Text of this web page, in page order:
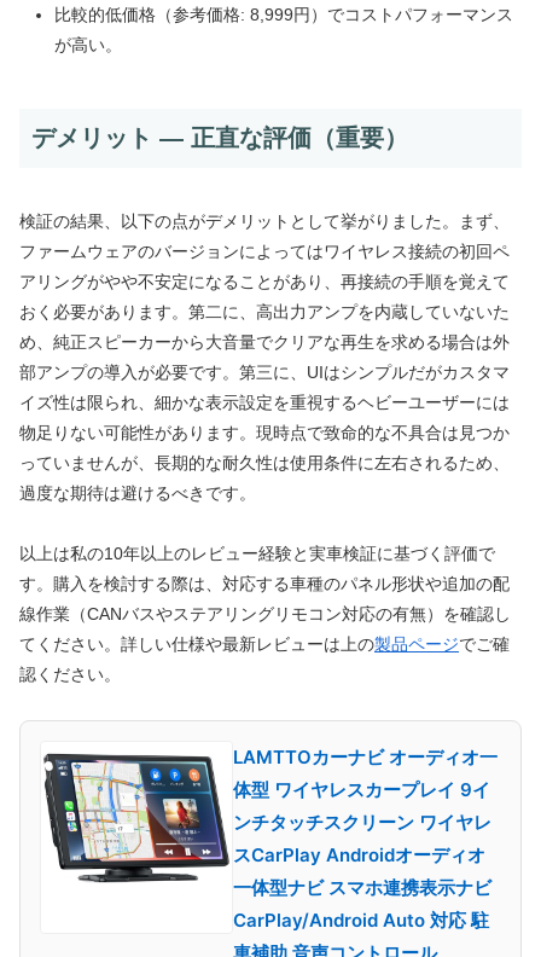
比較的低価格（参考価格: 8,999円）でコストパフォーマンス
が高い。
デメリット — 正直な評価（重要）
検証の結果、以下の点がデメリットとして挙がりました。まず、
ファームウェアのバージョンによってはワイヤレス接続の初回ペ
アリングがやや不安定になることがあり、再接続の手順を覚えて
おく必要があります。第二に、高出力アンプを内蔵していないた
め、純正スピーカーから大音量でクリアな再生を求める場合は外
部アンプの導入が必要です。第三に、UIはシンプルだがカスタマ
イズ性は限られ、細かな表示設定を重視するヘビーユーザーには
物足りない可能性があります。現時点で致命的な不具合は見つか
っていませんが、長期的な耐久性は使用条件に左右されるため、
過度な期待は避けるべきです。
以上は私の10年以上のレビュー経験と実車検証に基づく評価で
す。購入を検討する際は、対応する車種のパネル形状や追加の配
線作業（CANバスやステアリングリモコン対応の有無）を確認し
てください。詳しい仕様や最新レビューは上の製品ページでご確
認ください。
LAMTTOカーナビ オーディオ一
体型 ワイヤレスカープレイ 9イ
ンチタッチスクリーン ワイヤレ
スCarPlay Androidオーディオ
一体型ナビ スマホ連携表示ナビ
CarPlay/Android Auto 対応 駐